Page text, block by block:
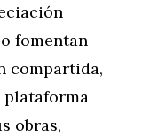
fomentan
compartida,
plataforma
obras,